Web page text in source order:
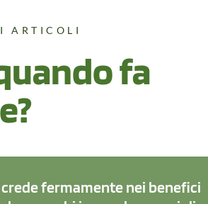
ARTICOLI
fa
fermamente nei benefici